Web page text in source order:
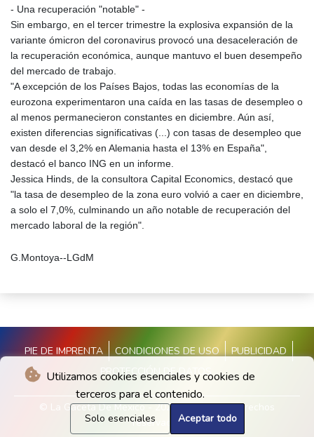
Utilizamos cookies esenciales y cookies de
terceros para el contenido.
Solo esenciales Aceptar todo
- Una recuperación "notable" -
Sin embargo, en el tercer trimestre la explosiva expansión de la
variante ómicron del coronavirus provocó una desaceleración de
la recuperación económica, aunque mantuvo el buen desempeño
del mercado de trabajo.
"A excepción de los Países Bajos, todas las economías de la
eurozona experimentaron una caída en las tasas de desempleo o
al menos permanecieron constantes en diciembre. Aún así,
existen diferencias significativas (...) con tasas de desempleo que
van desde el 3,2% en Alemania hasta el 13% en España",
destacó el banco ING en un informe.
Jessica Hinds, de la consultora Capital Economics, destacó que
"la tasa de desempleo de la zona euro volvió a caer en diciembre,
a solo el 7,0%, culminando un año notable de recuperación del
mercado laboral de la región".
G.Montoya--LGdM
PIE DE IMPRENTA CONDICIONES DE USO
PUBLICIDAD
PROTECCIÓN DE DATOS
© La Gaceta De Mexico - 2026 - Todos los derechos
reservados